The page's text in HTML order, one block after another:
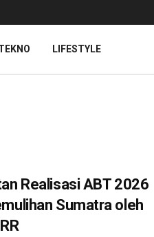
LIFESTYLE
Realisasi ABT 2026
Sumatra oleh